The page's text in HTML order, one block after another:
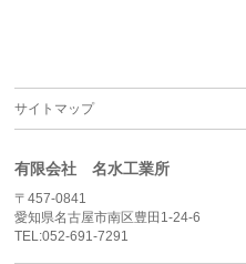
サイトマップ
有限会社 名水工業所
〒457-0841
愛知県名古屋市南区豊田1-24-6
TEL:052-691-7291